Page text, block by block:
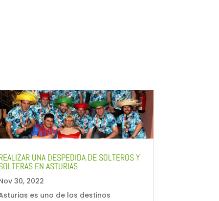
UNA DESPEDIDA DE SOLTEROS Y
EN ASTURIAS
30, 2022
es uno de los destinos